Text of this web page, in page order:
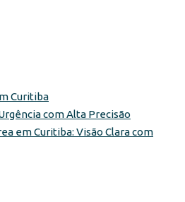
Curitiba
com Alta Precisão
em Curitiba: Visão Clara com